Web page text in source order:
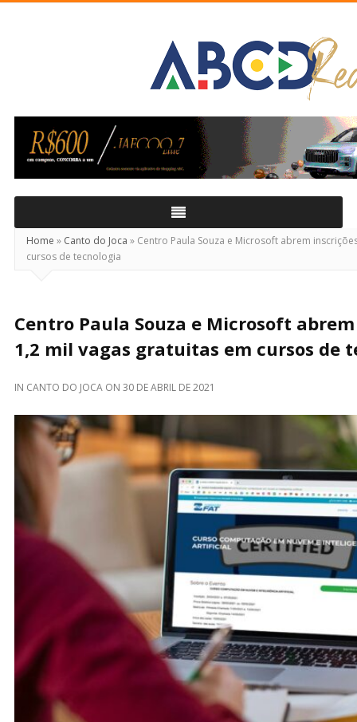
Real
Home » Canto do Joca » Centro Paula Souza e Microsoft abrem
cursos de tecnologia
Centro Paula Souza e Microsoft
1,2 mil vagas gratuitas em cursos de
IN CANTO DO JOCA ON 30 DE ABRIL DE 2021